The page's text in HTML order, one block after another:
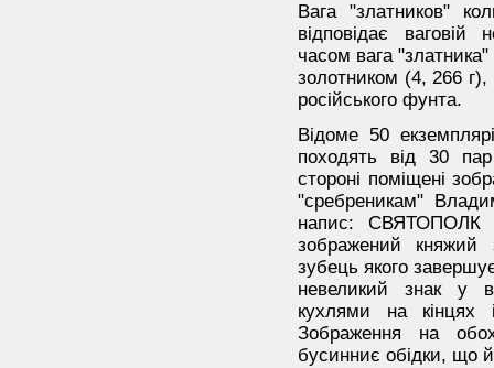
Вага "златников"
відповідає ваговій
часом вага
золотником (4, 266 г),
російського фунта.
Відоме 50
походять від 30
стороні поміщені
"сребреникам"
напис: СВЯТОПОЛК
зображений княжий
зубець якого
невеликий знак у
кухлями на
Зображення на
бусинниє обідки, що